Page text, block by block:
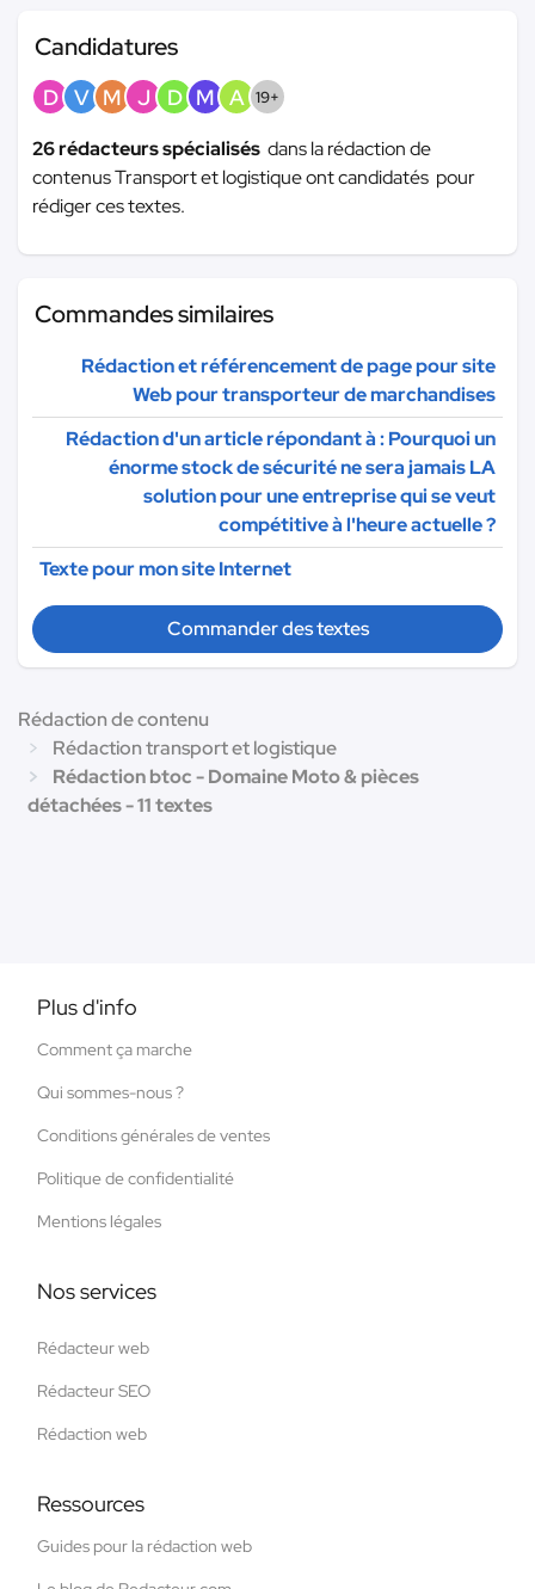
Candidatures
D V M J D M A 19+
26 rédacteurs spécialisés dans la rédaction de
contenus Transport et logistique ont candidatés pour
rédiger ces textes.
Commandes similaires
Rédaction et référencement de page pour site
Web pour transporteur de marchandises
Rédaction d'un article répondant à : Pourquoi un
énorme stock de sécurité ne sera jamais LA
solution pour une entreprise qui se veut
compétitive à l'heure actuelle ?
Texte pour mon site Internet
Commander des textes
Rédaction de contenu
Rédaction transport et logistique
Rédaction btoc - Domaine Moto & pièces
détachées - 11 textes
Plus d'info
Comment ça marche
Qui sommes-nous ?
Conditions générales de ventes
Politique de confidentialité
Mentions légales
Nos services
Rédacteur web
Rédacteur SEO
Rédaction web
Ressources
Guides pour la rédaction web